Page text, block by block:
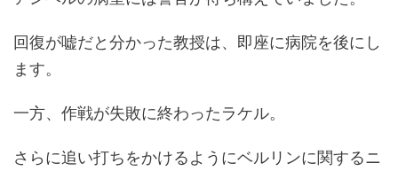
回復が嘘だと分かった教授は、即座に病院を後にし
ます。
一方、作戦が失敗に終わったラケル。
さらに追い打ちをかけるようにベルリンに関するニ